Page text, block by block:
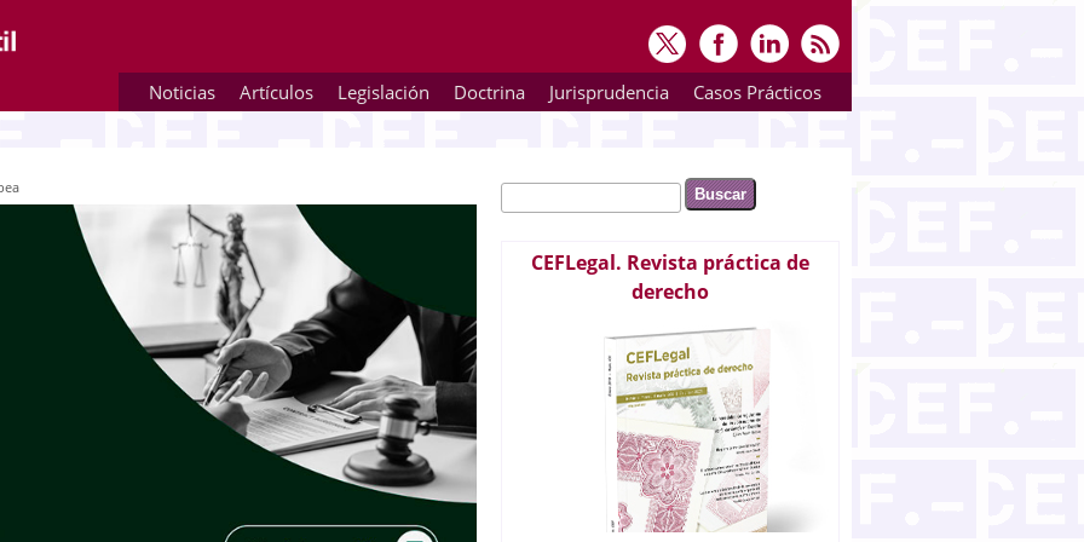
Noticias Artículos Legislación Doctrina Jurisprudencia Casos Prácticos
Formulario de búsqueda
Buscar
CEFLegal. Revista práctica de
derecho